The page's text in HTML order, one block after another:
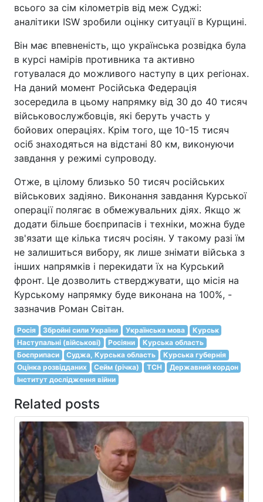
всього за сім кілометрів від меж Суджі:
аналітики ISW зробили оцінку ситуації в Курщині.
Він має впевненість, що українська розвідка була
в курсі намірів противника та активно
готувалася до можливого наступу в цих регіонах.
На даний момент Російська Федерація
зосередила в цьому напрямку від 30 до 40 тисяч
військовослужбовців, які беруть участь у
бойових операціях. Крім того, ще 10-15 тисяч
осіб знаходяться на відстані 80 км, виконуючи
завдання у режимі супроводу.
Отже, в цілому близько 50 тисяч російських
військових задіяно. Виконання завдання Курської
операції полягає в обмежувальних діях. Якщо ж
додати більше боєприпасів і техніки, можна буде
зв'язати ще кілька тисяч росіян. У такому разі їм
не залишиться вибору, як лише знімати війська з
інших напрямків і перекидати їх на Курський
фронт. Це дозволить стверджувати, що місія на
Курському напрямку буде виконана на 100%, -
зазначив Роман Світан.
Росія Збройні сили України Українська мова
Курськ
Наступальні (військові)
Росіяни
Курська область
Боєприпаси
Суджа, Курська область
Курська губернія
Оцінка розвідданих
Сейм (річка) ТСН
Державний кордон
Інститут дослідження війни
Related posts